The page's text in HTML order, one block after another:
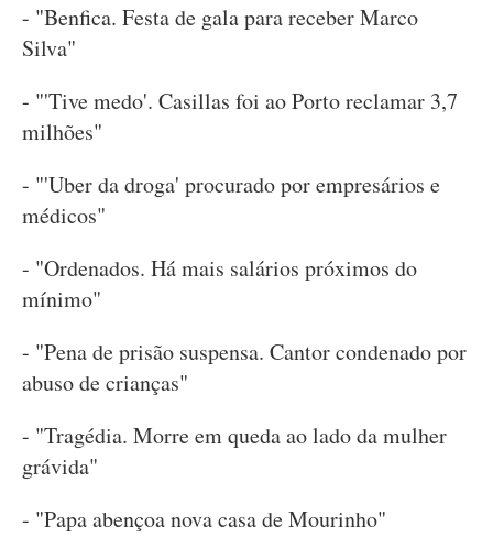
- "Benfica. Festa de gala para receber Marco
Silva"
- "'Tive medo'. Casillas foi ao Porto reclamar 3,7
milhões"
- "'Uber da droga' procurado por empresários e
médicos"
- "Ordenados. Há mais salários próximos do
mínimo"
- "Pena de prisão suspensa. Cantor condenado por
abuso de crianças"
- "Tragédia. Morre em queda ao lado da mulher
grávida"
- "Papa abençoa nova casa de Mourinho"